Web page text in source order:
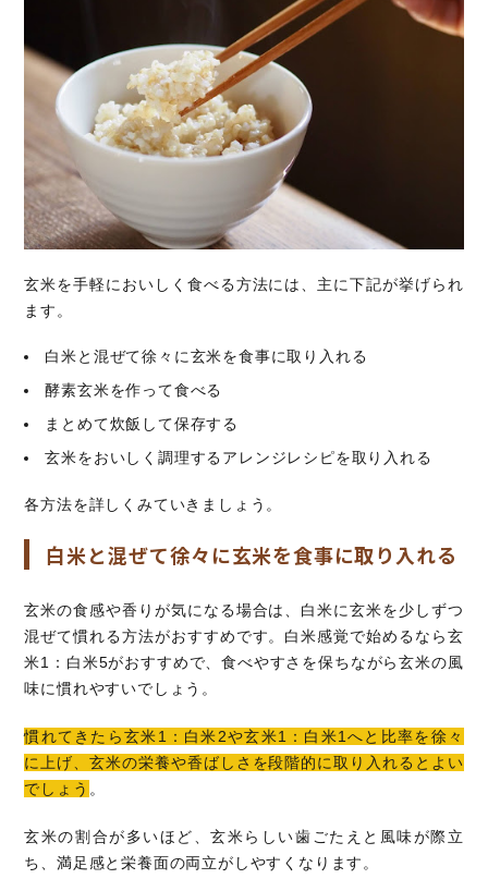
玄米を手軽においしく食べる方法には、主に下記が挙げられ
ます。
白米と混ぜて徐々に玄米を食事に取り入れる
酵素玄米を作って食べる
まとめて炊飯して保存する
玄米をおいしく調理するアレンジレシピを取り入れる
各方法を詳しくみていきましょう。
白米と混ぜて徐々に玄米を食事に取り入れる
玄米の食感や香りが気になる場合は、白米に玄米を少しずつ
混ぜて慣れる方法がおすすめです。白米感覚で始めるなら玄
米1：白米5がおすすめで、食べやすさを保ちながら玄米の風
味に慣れやすいでしょう。
慣れてきたら玄米1：白米2や玄米1：白米1へと比率を徐々
に上げ、玄米の栄養や香ばしさを段階的に取り入れるとよい
でしょう 。
玄米の割合が多いほど、玄米らしい歯ごたえと風味が際立
ち、満足感と栄養面の両立がしやすくなります。